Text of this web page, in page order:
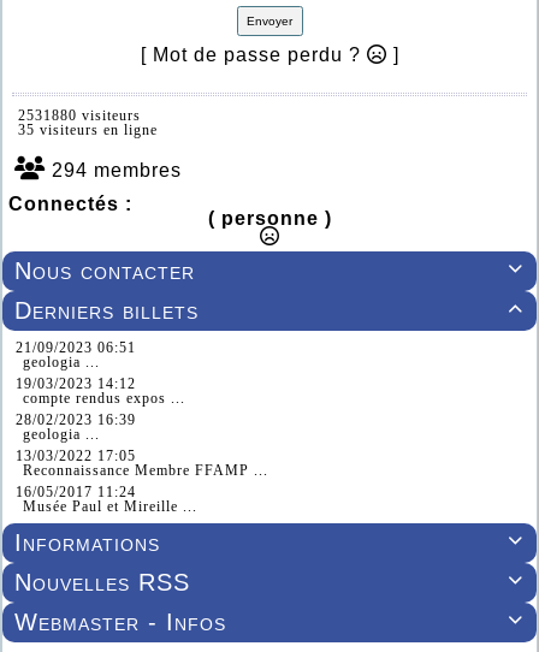
Envoyer
[ Mot de passe perdu ? ]
2531880 visiteurs
35 visiteurs en ligne
294 membres
Connectés :
( personne )

Nous contacter

Derniers billets
21/09/2023 06:51
geologia ...
19/03/2023 14:12
compte rendus expos ...
28/02/2023 16:39
geologia ...
13/03/2022 17:05
Reconnaissance Membre FFAMP ...
16/05/2017 11:24
Musée Paul et Mireille ...

Informations

Nouvelles RSS

Webmaster - Infos